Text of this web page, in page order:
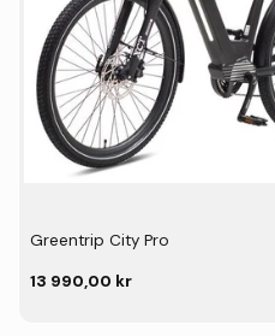
Greentrip City Pro
13 990,00 kr